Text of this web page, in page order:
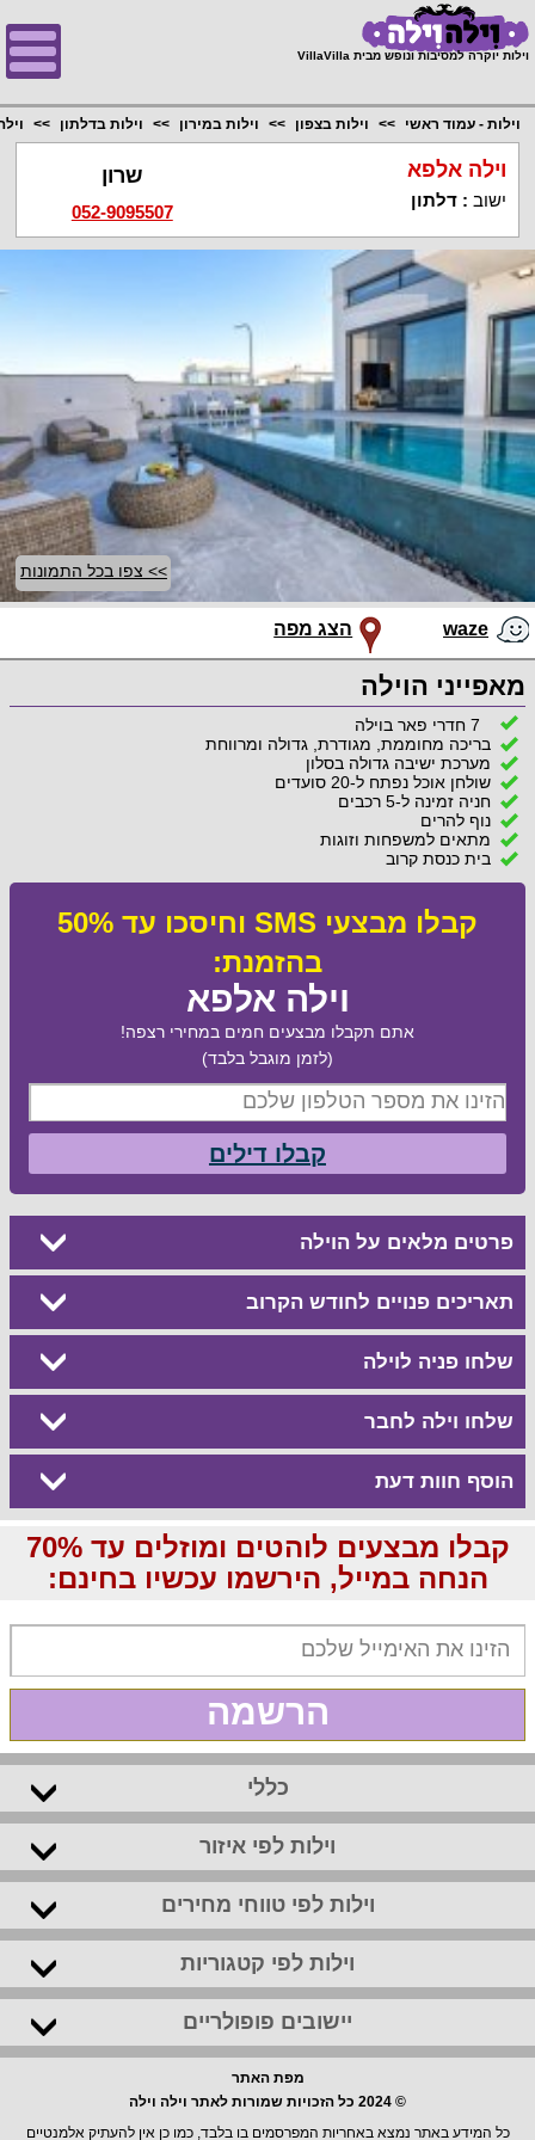
וילות יוקרה למסיבות ונופש מבית VillaVilla
וילות - עמוד ראשי וילות בצפון וילות במירון וילות בדלתון
וילה אלפא
ישוב :דלתון
שרון
052-9095507
>> צפו בכל התמונות
waze הצג מפה
מאפייני הוילה
7 חדרי פאר בוילה
בריכה מחוממת, מגודרת, גדולה ומרווחת
מערכת ישיבה גדולה בסלון
שולחן אוכל נפתח ל-20 סועדים
חניה זמינה ל-5 רכבים
נוף להרים
מתאים למשפחות וזוגות
בית כנסת קרוב
קבלו מבצעי SMS וחיסכו עד 50%
בהזמנת:
וילה אלפא
אתם תקבלו מבצעים חמים במחירי רצפה!
(לזמן מוגבל בלבד)
קבלו דילים
פרטים מלאים על הוילה
תאריכים פנויים לחודש הקרוב
שלחו פניה לוילה
שלחו וילה לחבר
הוסף חוות דעת
קבלו מבצעים לוהטים ומוזלים עד 70%
הנחה במייל, הירשמו עכשיו בחינם:
הרשמה
כללי
וילות לפי איזור
וילות לפי טווחי מחירים
וילות לפי קטגוריות
יישובים פופולריים
מפת האתר
© 2024 כל הזכויות שמורות לאתר וילה וילה
כל המידע באתר נמצא באחריות המפרסמים בו בלבד, כמו כן אין להעתיק אלמנטיים